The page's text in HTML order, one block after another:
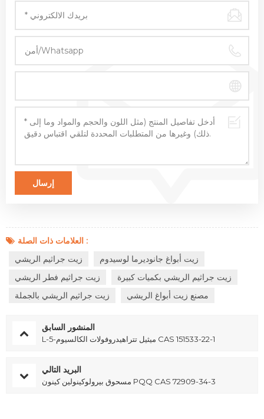
العلامات ذات الصلة :
زيت جراثيم الريشي
زيت أبواغ جانوديرما لوسيدوم
زيت جراثيم فطر الريشي
زيت جراثيم الريشي بكميات كبيرة
زيت جراثيم الريشي بالجملة
مصنع زيت أبواغ الريشي
المنشور السابق
L-5-ميثيل تتراهيدروفولات الكالسيوم CAS 151533-22-1
البريد التالي
مسحوق بيرولوكينولين كينون PQQ CAS 72909-34-3